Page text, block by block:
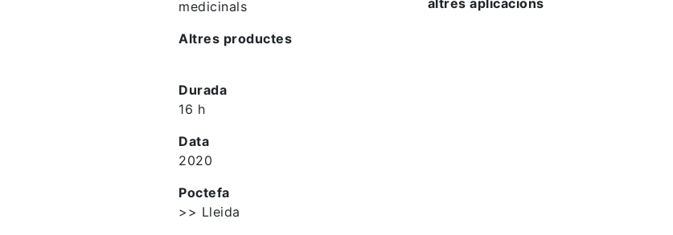
medicinals
Altres productes
Durada
16 h
Data
2020
Poctefa
>> Lleida
altres aplicacions